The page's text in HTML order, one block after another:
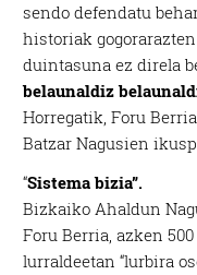
sendo defendatu
historiak
duintasuna ez direla
belaunaldiz
Horregatik, Foru
Batzar Nagusien
“Sistema bizia”.
Bizkaiko Ahaldun
Foru Berria, azken
lurraldeetan “lurbira